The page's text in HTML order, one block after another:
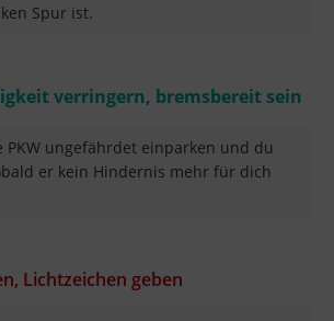
Spur ist.
verringern, bremsbereit sein
PKW ungefährdet einparken und du
er kein Hindernis mehr für dich
Lichtzeichen geben